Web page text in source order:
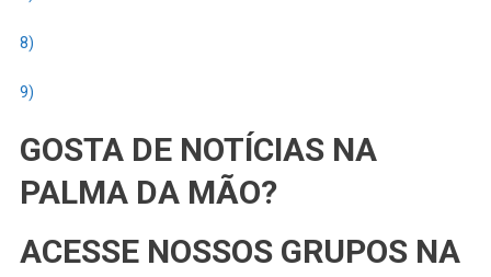
8)
9)
GOSTA DE NOTÍCIAS NA
PALMA DA MÃO?
ACESSE NOSSOS GRUPOS NA